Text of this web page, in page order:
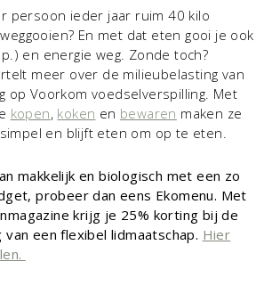
persoon ieder jaar ruim 40 kilo
En met dat eten gooi je ook
en energie weg. Zonde toch?
meer over de milieubelasting van
op Voorkom voedselverspilling. Met
kopen, koken en bewaren maken ze
en blijft eten om op te eten.
makkelijk en biologisch met een zo
probeer dan eens Ekomenu. Met
krijg je 25% korting bij de
een flexibel lidmaatschap. Hier